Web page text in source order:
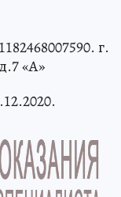
г.
«А»